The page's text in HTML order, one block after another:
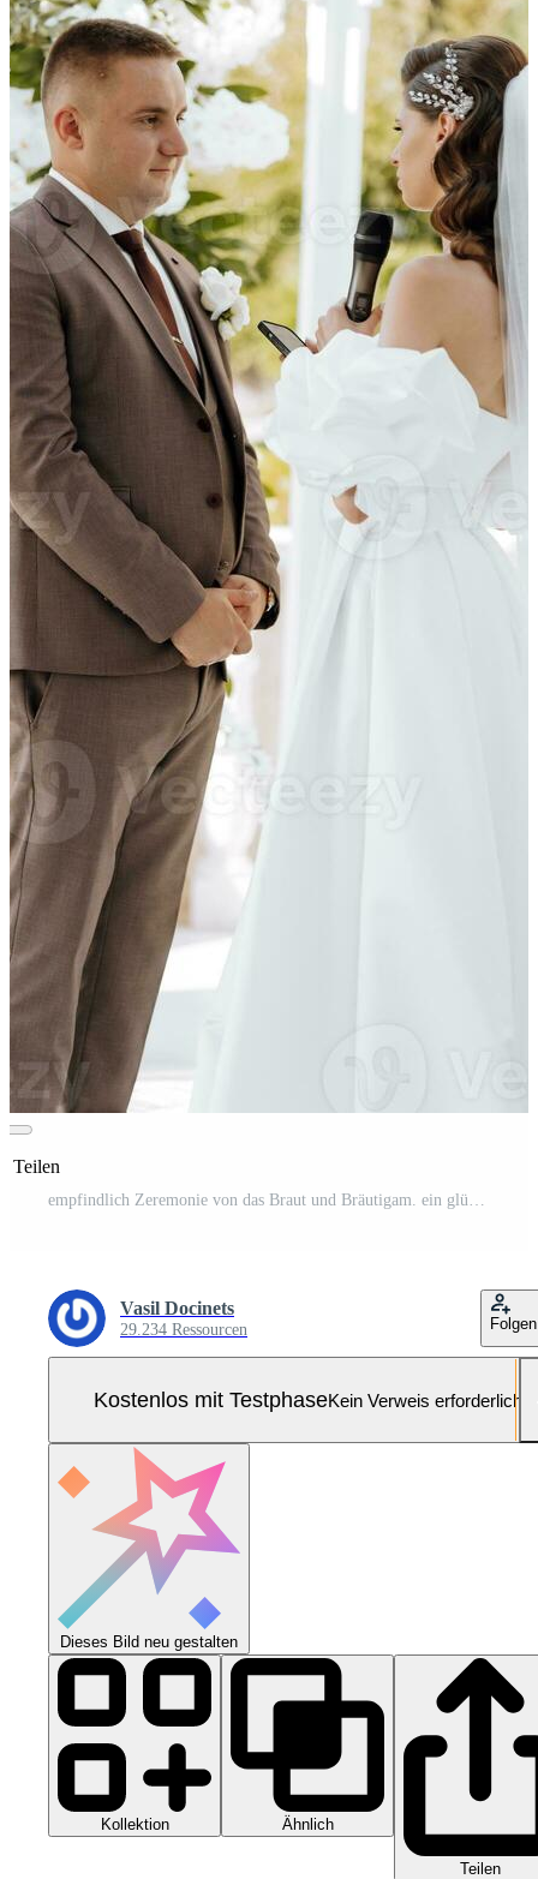
Teilen
empfindlich Zeremonie von das Braut und Bräutigam. ein glücklich frisch verheiratet Paar ist Stehen gegen das Hintergrund von ein Hochzeit Bogen, sie sagt Ja zu ihn. Hochzeit Gelübde. das emotional Teil von das Hochzeit Pro Foto
Vasil Docinets
29.234 Ressourcen Folgen
Kostenlos mit TestphaseKein Verweis erforderlich
Dieses Bild neu gestalten
Kollektion Ähnlich
Teilen